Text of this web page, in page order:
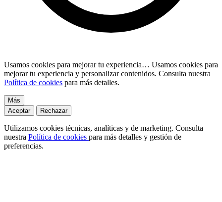
Usamos cookies para mejorar tu experiencia… Usamos cookies para
mejorar tu experiencia y personalizar contenidos. Consulta nuestra
Política de cookies para más detalles.
Más
Aceptar
Rechazar
Utilizamos cookies técnicas, analíticas y de marketing. Consulta
nuestra Política de cookies para más detalles y gestión de
preferencias.